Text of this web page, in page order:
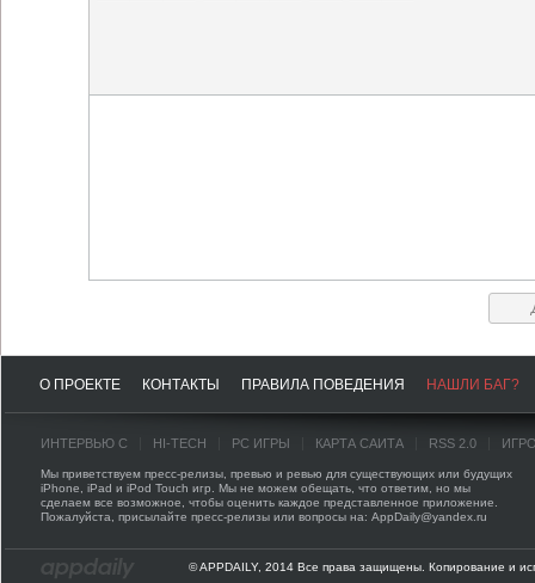
О ПРОЕКТЕ КОНТАКТЫ ПРАВИЛА ПОВЕДЕНИЯ НАШЛИ БАГ?
ИНТЕРВЬЮ С HI-TECH PC ИГРЫ КАРТА САЙТА RSS 2.0
Мы приветствуем пресс-релизы, превью и ревью для существующих или будущих
iPhone, iPad и iPod Touch игр. Мы не можем обещать, что ответим, но мы
сделаем все возможное, чтобы оценить каждое представленное приложение.
Пожалуйста, присылайте пресс-релизы или вопросы на: AppDaily@yandex.ru
© APPDAILY, 2014 Все права защищены. Копирование и